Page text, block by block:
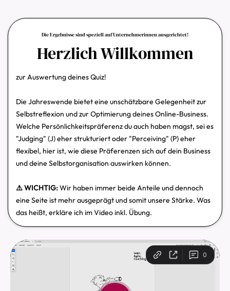
Die Ergebnisse sind speziell auf Unternehmerinnen ausgerichtet!
Herzlich Willkommen
zur Auswertung deines Quiz!
Die Jahreswende bietet eine unschätzbare Gelegenheit zur
Selbstreflexion und zur Optimierung deines Online-Business.
Welche Persönlichkeitspräferenz du auch haben magst, sei es
"Judging" (J) eher strukturiert oder "Perceiving" (P) eher
flexibel, hier ist, wie diese Präferenzen sich auf dein Business
und deine Selbstorganisation auswirken können.
⚠️ WICHTIG:Wir haben immer beide Anteile und dennoch
eine Seite ist mehr ausgeprägt und somit unsere Stärke. Was
das heißt, erkläre ich im Video inkl. Übung.